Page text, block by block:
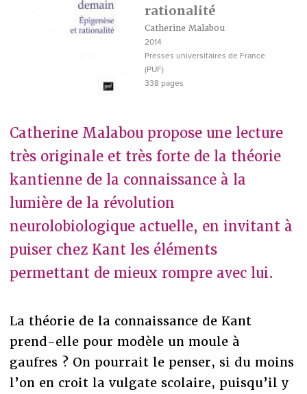
rationalité
Catherine Malabou
2014
Presses universitaires de France
(PUF)
338 pages
Catherine Malabou propose une lecture
très originale et très forte de la théorie
kantienne de la connaissance à la
lumière de la révolution
neurolobiologique actuelle, en invitant à
puiser chez Kant les éléments
permettant de mieux rompre avec lui.
La théorie de la connaissance de Kant
prend-elle pour modèle un moule à
gaufres ? On pourrait le penser, si du moins
l’on en croit la vulgate scolaire, puisqu’il y